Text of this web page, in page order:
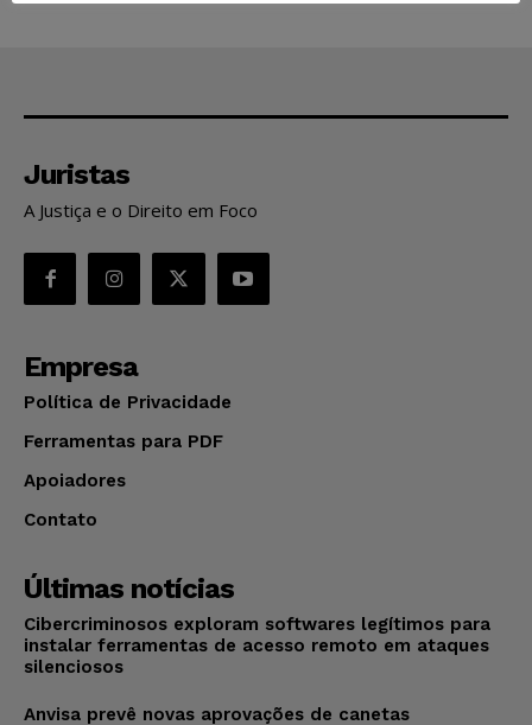
Juristas
A Justiça e o Direito em Foco
Empresa
Política de Privacidade
Ferramentas para PDF
Apoiadores
Contato
Últimas notícias
Cibercriminosos exploram softwares legítimos para
instalar ferramentas de acesso remoto em ataques
silenciosos
Anvisa prevê novas aprovações de canetas